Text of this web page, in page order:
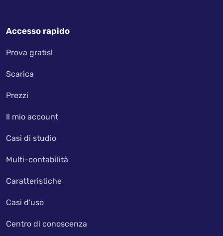
Accesso rapido
Prova gratis!
Scarica
Prezzi
Il mio account
Casi di studio
Multi-contabilità
Caratteristiche
Casi d'uso
Centro di conoscenza